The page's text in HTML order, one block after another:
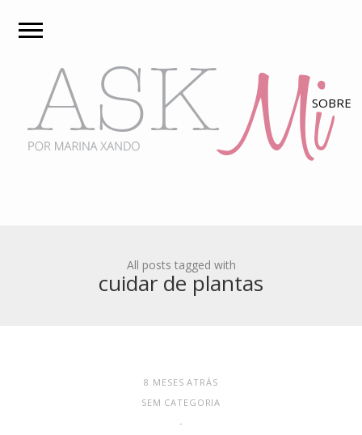
All posts tagged with
cuidar de plantas
8 MESES ATRÁS
SEM CATEGORIA
-